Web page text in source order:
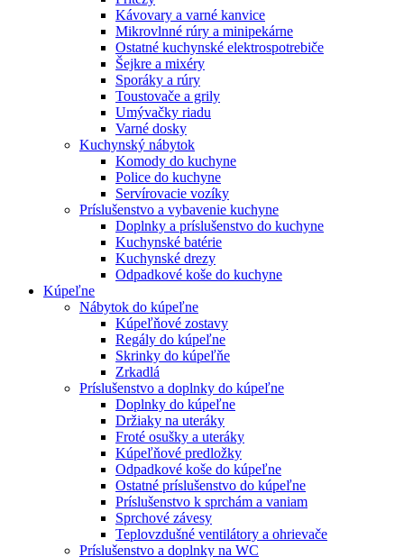
Kávovary a varné kanvice
Mikrovlnné rúry a minipekárne
Ostatné kuchynské elektrospotrebiče
Šejkre a mixéry
Sporáky a rúry
Toustovače a grily
Umývačky riadu
Varné dosky
Kuchynský nábytok
Komody do kuchyne
Police do kuchyne
Servírovacie vozíky
Príslušenstvo a vybavenie kuchyne
Doplnky a príslušenstvo do kuchyne
Kuchynské batérie
Kuchynské drezy
Odpadkové koše do kuchyne
Kúpeľne
Nábytok do kúpeľne
Kúpeľňové zostavy
Regály do kúpeľne
Skrinky do kúpeľňe
Zrkadlá
Príslušenstvo a doplnky do kúpeľne
Doplnky do kúpeľne
Držiaky na uteráky
Froté osušky a uteráky
Kúpeľňové predložky
Odpadkové koše do kúpeľne
Ostatné príslušenstvo do kúpeľne
Príslušenstvo k sprchám a vaniam
Sprchové závesy
Teplovzdušné ventilátory a ohrievače
Príslušenstvo a doplnky na WC